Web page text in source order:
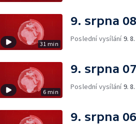
31 min
9. srpna
Poslední vysílání9.
6 min
9. srpna
Poslední vysílání9.
9. srpna